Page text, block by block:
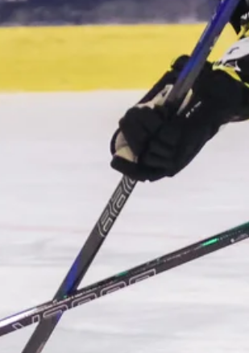
Amphibienschutz
Zeit fürs Oberland